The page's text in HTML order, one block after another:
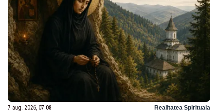
7 aug. 2026, 07:08 Realitatea Spirituala